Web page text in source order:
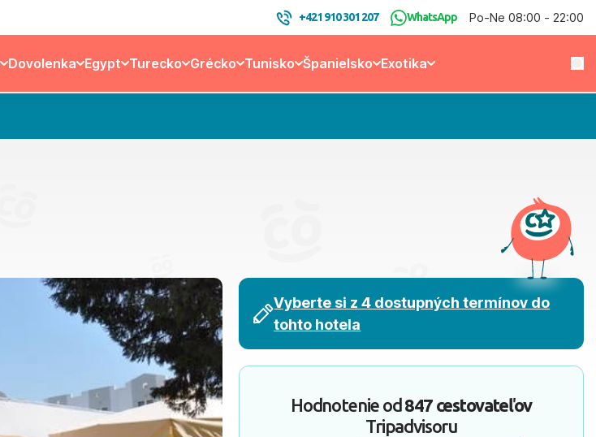
+421 910 301 207 WhatsApp Po-Ne 08:00 - 22:00
Dovolenka Egypt Turecko Grécko Tunisko Španielsko Exotika
Vyberte si z 4 dostupných termínov do
tohto hotela
Hodnotenie od847 cestovateľov
Tripadvisoru